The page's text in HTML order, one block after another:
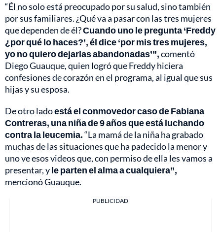
“Él no solo está preocupado por su salud, sino también
por sus familiares. ¿Qué va a pasar con las tres mujeres
que dependen de él?Cuando uno le pregunta ‘Freddy
¿por qué lo haces?’, él dice ‘por mis tres mujeres,
yo no quiero dejarlas abandonadas’”,comentó
Diego Guauque, quien logró que Freddy hiciera
confesiones de corazón en el programa, al igual que sus
hijas y su esposa.
De otro ladoestá el conmovedor caso de Fabiana
Contreras, una niña de 9 años que está luchando
contra la leucemia.“La mamá de la niña ha grabado
muchas de las situaciones que ha padecido la menor y
uno ve esos videos que, con permiso de ella les vamos a
presentar, yle parten el alma a cualquiera”,
mencionó Guauque.
PUBLICIDAD